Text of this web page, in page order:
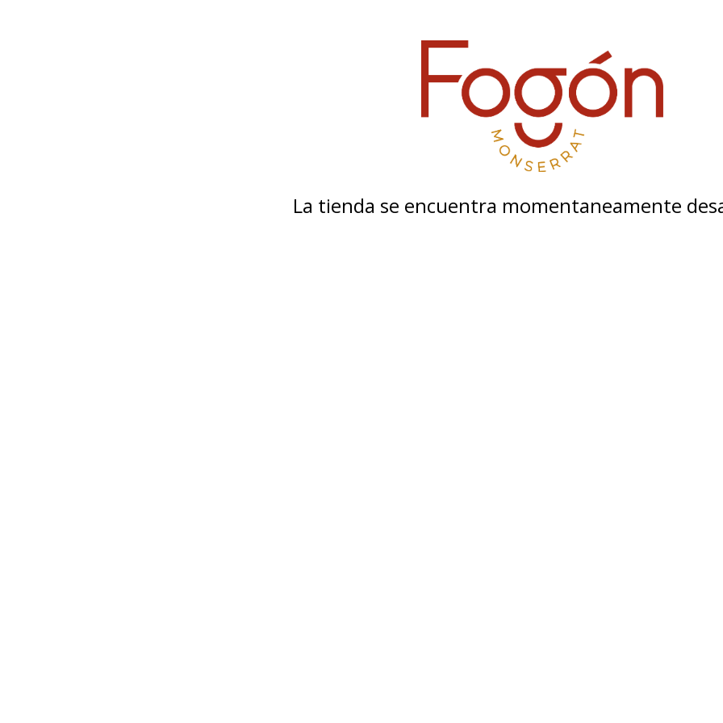
La tienda se encuentra momentaneamente